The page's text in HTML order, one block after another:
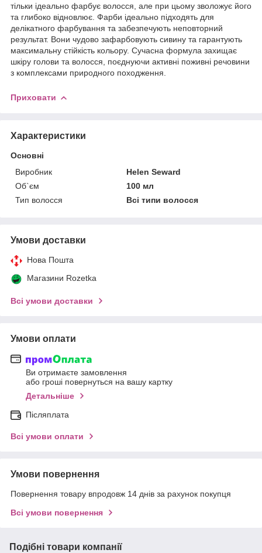
тільки ідеально фарбує волосся, але при цьому зволожує його
та глибоко відновлює. Фарби ідеально підходять для
делікатного фарбування та забезпечують неповторний
результат. Вони чудово зафарбовують сивину та гарантують
максимальну стійкість кольору. Сучасна формула захищає
шкіру голови та волосся, поєднуючи активні поживні речовини
з комплексами природного походження.
Приховати
Характеристики
Основні
Виробник
Helen Seward
Об`єм
100 мл
Тип волосся
Всі типи волосся
Умови доставки
Нова Пошта
Магазини Rozetka
Всі умови доставки
Умови оплати
Ви отримаєте замовлення
або гроші повернуться на вашу картку
Детальніше
Післяплата
Всі умови оплати
Умови повернення
Повернення товару впродовж 14 днів за рахунок покупця
Всі умови повернення
Подібні товари компанії